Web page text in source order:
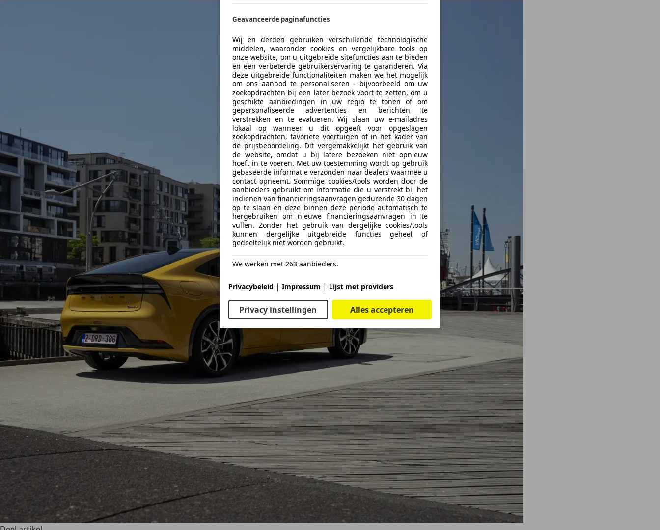
Geavanceerde paginafuncties
Wij en derden gebruiken verschillende technologische
middelen, waaronder cookies en vergelijkbare tools op
onze website, om u uitgebreide sitefuncties aan te bieden
en een verbeterde gebruikerservaring te garanderen. Via
deze uitgebreide functionaliteiten maken we het mogelijk
om ons aanbod te personaliseren - bijvoorbeeld om uw
zoekopdrachten bij een later bezoek voort te zetten, om u
geschikte aanbiedingen in uw regio te tonen of om
gepersonaliseerde advertenties en berichten te
verstrekken en te evalueren. Wij slaan uw e-mailadres
lokaal op wanneer u dit opgeeft voor opgeslagen
zoekopdrachten, favoriete voertuigen of in het kader van
de prijsbeoordeling. Dit vergemakkelijkt het gebruik van
de website, omdat u bij latere bezoeken niet opnieuw
hoeft in te voeren. Met uw toestemming wordt op gebruik
gebaseerde informatie verzonden naar dealers waarmee u
contact opneemt. Sommige cookies/tools worden door de
aanbieders gebruikt om informatie die u verstrekt bij het
indienen van financieringsaanvragen gedurende 30 dagen
op te slaan en deze binnen deze periode automatisch te
hergebruiken om nieuwe financieringsaanvragen in te
vullen. Zonder het gebruik van dergelijke cookies/tools
kunnen dergelijke uitgebreide functies geheel of
gedeeltelijk niet worden gebruikt.
We werken met 263 aanbieders.
Privacybeleid | Impressum | Lijst met providers
Privacy instellingen Alles accepteren